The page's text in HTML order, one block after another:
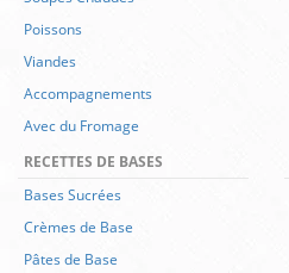
Poissons
Viandes
Accompagnements
Avec du Fromage
RECETTES DE BASES
Bases Sucrées
Crèmes de Base
Pâtes de Base